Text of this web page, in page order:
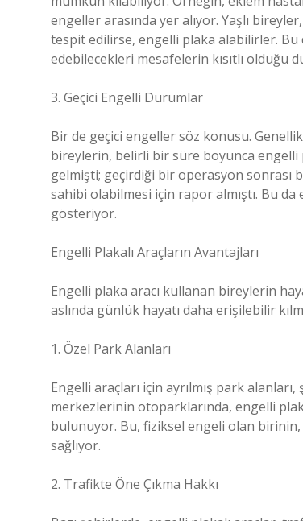
engeller arasında yer alıyor. Yaşlı
tespit edilirse, engelli plaka alabilirler. Bu
edebilecekleri mesafelerin kısıtlı olduğu
3. Geçici Engelli Durumlar
Bir de geçici engeller söz konusu.
bireylerin, belirli bir süre boyunca engelli
gelmişti; geçirdiği bir operasyon sonrası
sahibi olabilmesi için rapor almıştı. Bu da
gösteriyor.
Engelli Plakalı Araçların Avantajları
Engelli plaka aracı kullanan bireylerin
aslında günlük hayatı daha erişilebilir
1. Özel Park Alanları
Engelli araçları için ayrılmış park
merkezlerinin otoparklarında, engelli
bulunuyor. Bu, fiziksel engeli olan
sağlıyor.
2. Trafikte Öne Çıkma Hakkı